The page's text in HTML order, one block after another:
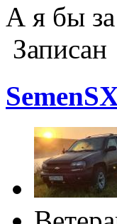
А я бы за
Записан